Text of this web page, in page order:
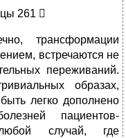
261 
трансформации
встречаются не
переживаний.
образах,
легко дополнено
пациентов-
случай, где